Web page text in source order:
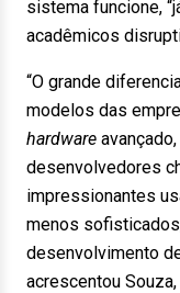
sistema funcione,
acadêmicos
“O grande
modelos das
hardware
desenvolvedores
impressionantes
menos
desenvolvimento
acrescentou